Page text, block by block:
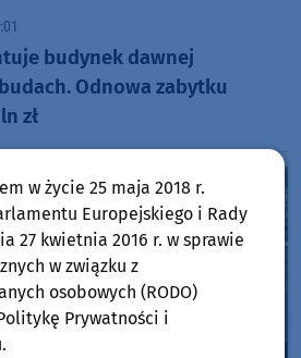
budynek dawnej
Odnowa zabytku
zł
w życie 25 maja 2018 r.
Europejskiego i Rady
27 kwietnia 2016 r. w sprawie
w związku z
osobowych (RODO)
Prywatności i